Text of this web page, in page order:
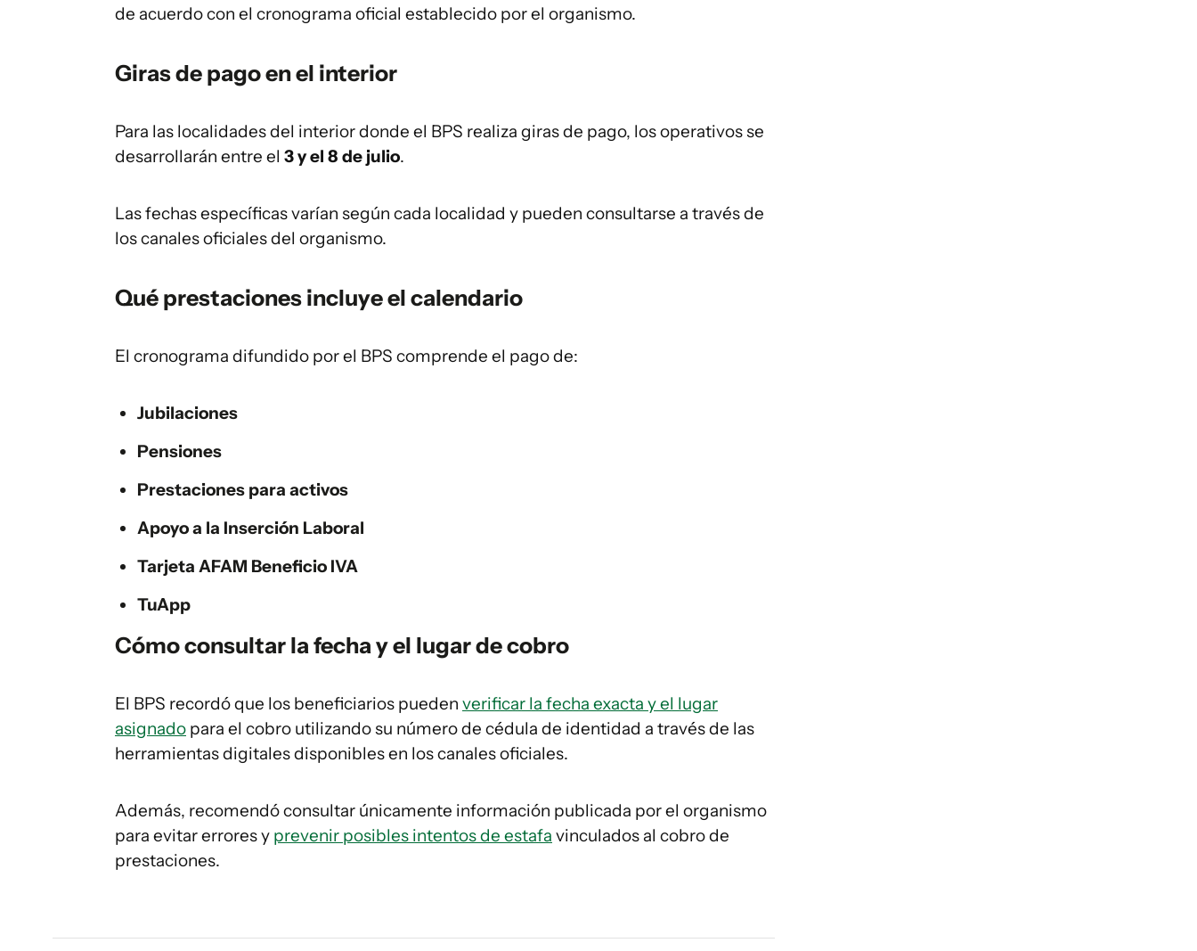
de acuerdo con el cronograma oficial establecido por el organismo.
Giras de pago en el interior
Para las localidades del interior donde el BPS realiza giras de pago, los operativos se
desarrollarán entre el 3 y el 8 de julio.
Las fechas específicas varían según cada localidad y pueden consultarse a través de
los canales oficiales del organismo.
Qué prestaciones incluye el calendario
El cronograma difundido por el BPS comprende el pago de:
Jubilaciones
Pensiones
Prestaciones para activos
Apoyo a la Inserción Laboral
Tarjeta AFAM Beneficio IVA
TuApp
Cómo consultar la fecha y el lugar de cobro
El BPS recordó que los beneficiarios pueden verificar la fecha exacta y el lugar
asignado para el cobro utilizando su número de cédula de identidad a través de las
herramientas digitales disponibles en los canales oficiales.
Además, recomendó consultar únicamente información publicada por el organismo
para evitar errores y prevenir posibles intentos de estafa vinculados al cobro de
prestaciones.